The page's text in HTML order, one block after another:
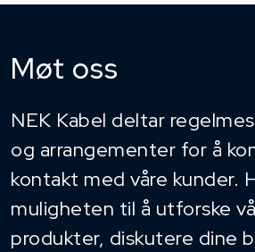
Møt oss
NEK Kabel deltar
og arrangementer for å
kontakt med våre kunder.
muligheten til å utforske
produkter, diskutere dine